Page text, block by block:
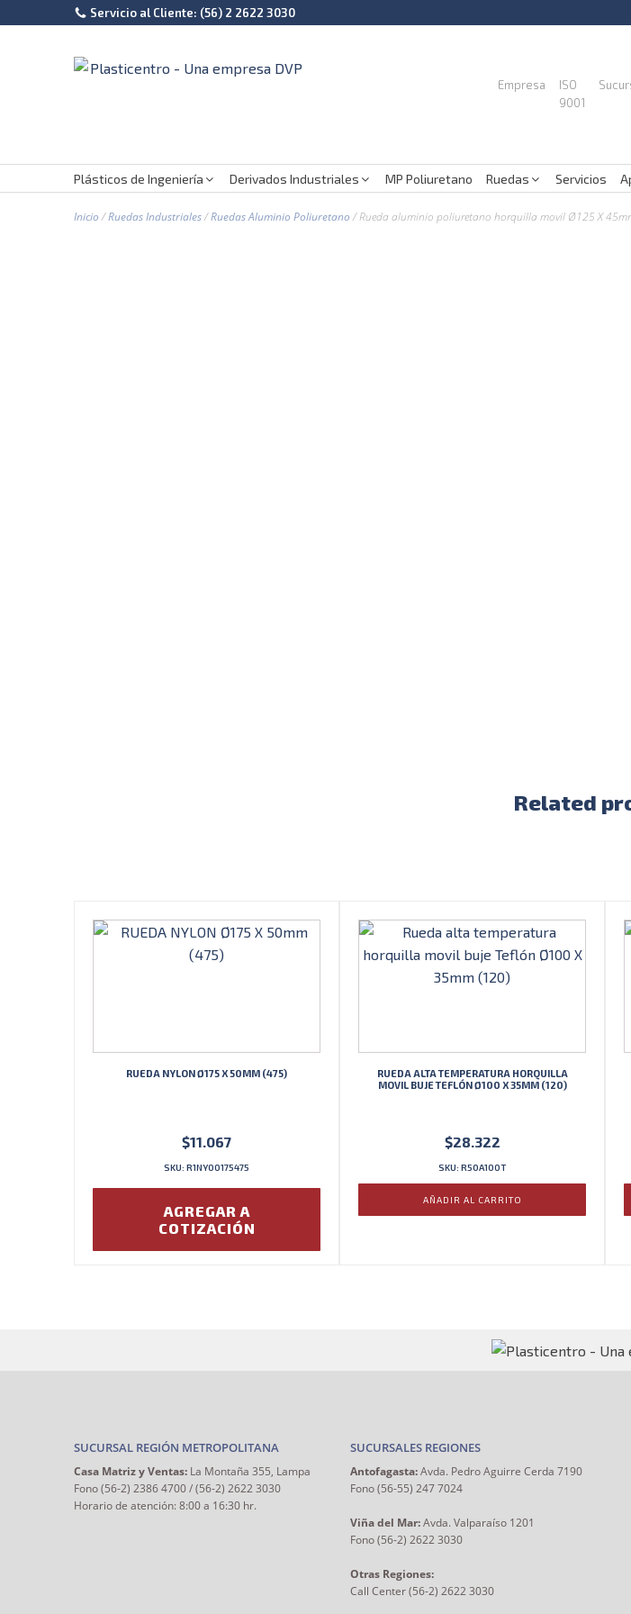
Servicio al Cliente: (56) 2 2622 3030
Empresa
ISO
9001
Plásticos de Ingeniería Derivados Industriales MP Poliuretano Ruedas Servicios
Inicio/Ruedas Industriales/Ruedas Aluminio Poliuretano/ Rueda aluminio poliuretano horquilla movil Ø125 X
Related
RUEDA NYLON Ø175 X 50MM (475)
$11.067
SKU: R1NY00175475
AGREGAR A
COTIZACIÓN
RUEDA ALTA TEMPERATURA HORQUILLA
MOVIL BUJE TEFLÓN Ø100 X 35MM (120)
$28.322
SKU: R50A100T
AÑADIR AL CARRITO
SUCURSAL REGIÓN METROPOLITANA
Casa Matriz y Ventas: La Montaña 355, Lampa
Fono (56-2) 2386 4700 / (56-2) 2622 3030
Horario de atención: 8:00 a 16:30 hr.
SUCURSALES REGIONES
Antofagasta:Avda. Pedro Aguirre Cerda 7190
Fono (56-55) 247 7024
Viña del Mar:Avda. Valparaíso 1201
Fono (56-2) 2622 3030
Otras Regiones:
Call Center (56-2) 2622 3030